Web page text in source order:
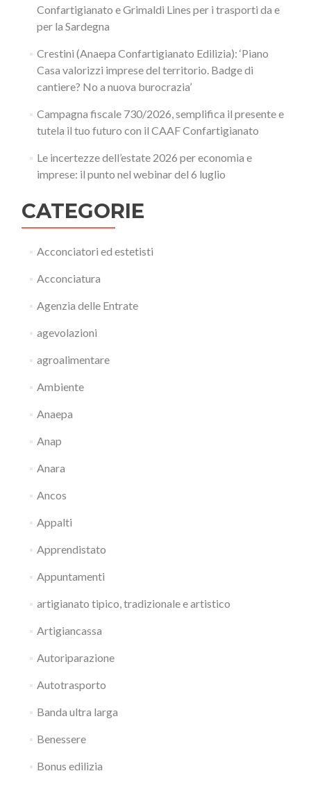
Confartigianato e Grimaldi Lines per i trasporti da e
per la Sardegna
Crestini (Anaepa Confartigianato Edilizia): ‘Piano
Casa valorizzi imprese del territorio. Badge di
cantiere? No a nuova burocrazia’
Campagna fiscale 730/2026, semplifica il presente e
tutela il tuo futuro con il CAAF Confartigianato
Le incertezze dell’estate 2026 per economia e
imprese: il punto nel webinar del 6 luglio
CATEGORIE
Acconciatori ed estetisti
Acconciatura
Agenzia delle Entrate
agevolazioni
agroalimentare
Ambiente
Anaepa
Anap
Anara
Ancos
Appalti
Apprendistato
Appuntamenti
artigianato tipico, tradizionale e artistico
Artigiancassa
Autoriparazione
Autotrasporto
Banda ultra larga
Benessere
Bonus edilizia